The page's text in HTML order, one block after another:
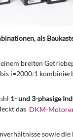
als
breiten
i=2000:1
1- und 3-phasige
das DKM-
sowie